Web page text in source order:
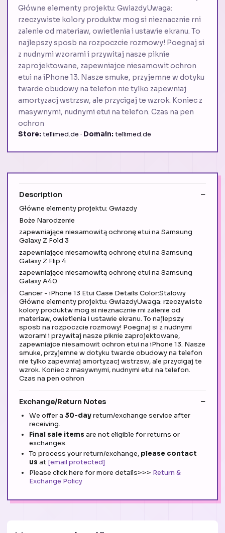
Główne elementy projektu: GwiazdyUwaga:
rzeczywiste kolory produktw mog si nieznacznie rni
zalenie od materiaw, owietlenia i ustawie ekranu. To
najlepszy sposb na rozpoczcie rozmowy! Poegnaj si
z nudnymi wzorami i przywitaj nasze piknie
zaprojektowane, zapewniajce niesamowit ochron
etui na iPhone 13. Nasze smuke, przyjemne w dotyku
twarde obudowy na telefon nie tylko zapewniaj
amortyzacj wstrzsw, ale przycigaj te wzrok. Koniec z
masywnymi, nudnymi etui na telefon. Czas na pen
ochron
Store: tellimed.de · Domain: tellimed.de
Description
Główne elementy projektu: Gwiazdy
Boże Narodzenie
zapewniające niesamowitą ochronę etui na Samsung
Galaxy Z Fold 3
zapewniające niesamowitą ochronę etui na Samsung
Galaxy Z Flip 4
zapewniające niesamowitą ochronę etui na Samsung
Galaxy A40
Cancer - iPhone 13 Etui Case Details Color:Stalowy
Główne elementy projektu: GwiazdyUwaga: rzeczywiste
kolory produktw mog si nieznacznie rni zalenie od
materiaw, owietlenia i ustawie ekranu. To najlepszy
sposb na rozpoczcie rozmowy! Poegnaj si z nudnymi
wzorami i przywitaj nasze piknie zaprojektowane,
zapewniajce niesamowit ochron etui na iPhone 13. Nasze
smuke, przyjemne w dotyku twarde obudowy na telefon
nie tylko zapewniaj amortyzacj wstrzsw, ale przycigaj te
wzrok. Koniec z masywnymi, nudnymi etui na telefon.
Czas na pen ochron
Exchange/Return Notes
We offer a 30-dayreturn/exchange service after
receiving.
Final sale items are not eligible for returns or
exchanges.
To process your return/exchange, please contact
us at [email protected]
Please click here for more details>>> Return &
Exchange Policy